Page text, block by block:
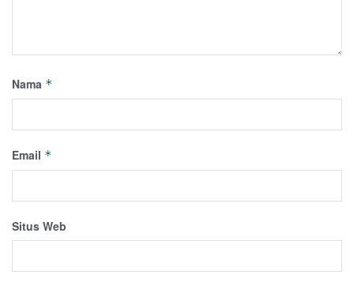
Nama *
Email *
Situs Web